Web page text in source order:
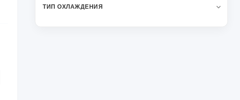
ТИП ОХЛАЖДЕНИЯ